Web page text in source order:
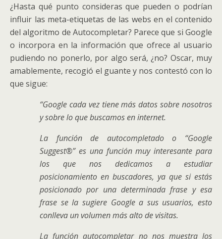
¿Hasta qué punto consideras que pueden o podrían
influir las meta-etiquetas de las webs en el contenido
del algoritmo de Autocompletar? Parece que si Google
o incorpora en la información que ofrece al usuario
pudiendo no ponerlo, por algo será, ¿no? Oscar, muy
amablemente, recogió el guante y nos contestó con lo
que sigue:
“Google cada vez tiene más datos sobre nosotros
y sobre lo que buscamos en internet.
La función de autocompletado o “Google
Suggest®” es una función muy interesante para
los que nos dedicamos a estudiar
posicionamiento en buscadores, ya que si estás
posicionado por una determinada frase y esa
frase se la sugiere Google a sus usuarios, esto
conlleva un volumen más alto de visitas.
La función autocompletar no nos muestra los